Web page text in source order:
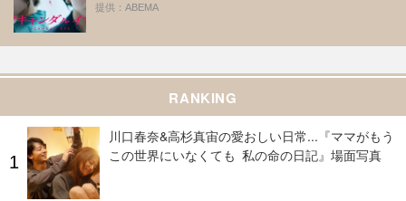
提供：ABEMA
RANKING
川口春奈&高杉真宙の愛おしい日常...『ママがもう
この世界にいなくても 私の命の日記』場面写真